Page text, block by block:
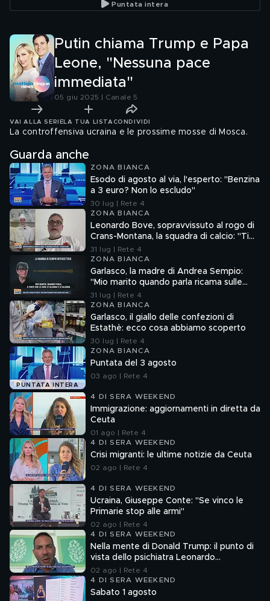
Puntata intera
Putin chiama Trump e Papa
Leone, "Nessuna pace
immediata"
05 giu 2025 | Canale 5
VAI ALLA SERIE LA TUA LISTA CONDIVIDI
La controffensiva ucraina e le prossime mosse di Mosca.
Guarda anche
ZONA BIANCA
Esodo di agosto al via, l'esperto: "Benzina
a 3 euro? Non lo escludo"
30 lug | Rete 4
ZONA BIANCA
Leonardo Bove, sopravvissuto al rogo di
Crans-Montana, la squadra di calcio: "Ti
aspettiamo"
31 lug | Rete 4
ZONA BIANCA
Garlasco, la madre di Andrea Sempio:
"Mio marito quando parla ricama sulle
cose"
31 lug | Rete 4
ZONA BIANCA
Garlasco, il giallo delle confezioni di
Estathè: ecco cosa abbiamo scoperto
30 lug | Rete 4
PUNTATA INTERA
ZONA BIANCA
Puntata del 3 agosto
03 ago | Rete 4
4 DI SERA WEEKEND
Immigrazione: aggiornamenti in diretta da
Ceuta
01 ago | Rete 4
4 DI SERA WEEKEND
Crisi migranti: le ultime notizie da Ceuta
02 ago | Rete 4
4 DI SERA WEEKEND
Ucraina, Giuseppe Conte: "Se vinco le
Primarie stop alle armi"
02 ago | Rete 4
4 DI SERA WEEKEND
Nella mente di Donald Trump: il punto di
vista dello psichiatra Leonardo
Mendolicchio
02 ago | Rete 4
4 DI SERA WEEKEND
Sabato 1 agosto